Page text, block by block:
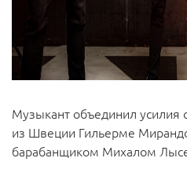
Музыкант объединил усилия
из Швеции Гильерме
барабанщиком Михалом